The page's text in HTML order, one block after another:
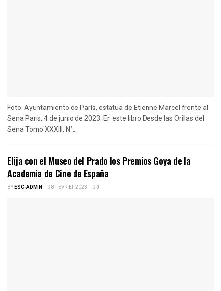
Foto: Ayuntamiento de París, estatua de Etienne Marcel frente al
Sena París, 4 de junio de 2023. En este libro Desde las Orillas del
Sena Tomo XXXIII, N°...
Elija con el Museo del Prado los Premios Goya de la
Academia de Cine de España
BYESC-ADMIN 8 FÉVRIER 2023 0